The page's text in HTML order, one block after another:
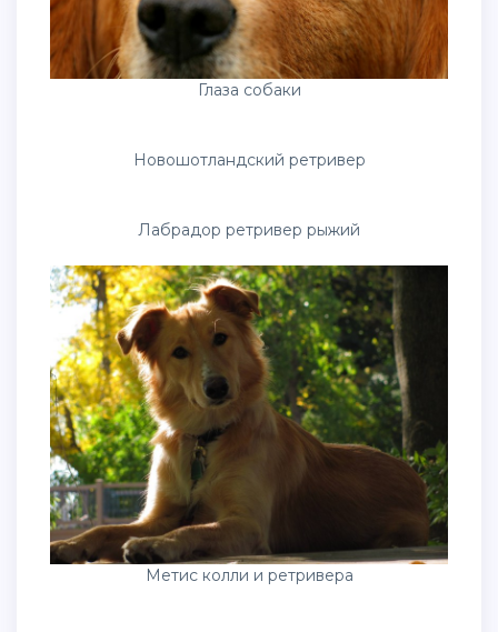
Собака похожая на лису короткошерстная
Глаза собаки